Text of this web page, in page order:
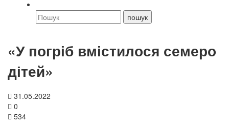
«У погріб вмістилося семеро
дітей»
31.05.2022
0
534